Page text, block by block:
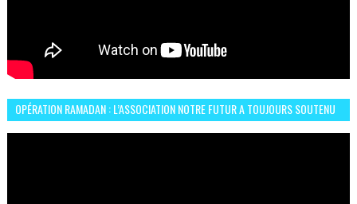
OPÉRATION RAMADAN : L’ASSOCIATION NOTRE FUTUR A TOUJOURS SOUTENU